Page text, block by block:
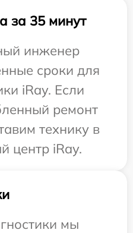
за 35 минут
инженер
сроки для
iRay. Если
ремонт
технику в
центр iRay.
мы